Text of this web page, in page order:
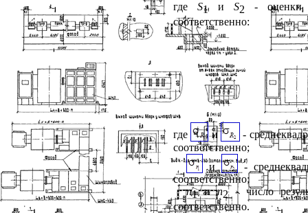
где S1и S2 - оценки
соответственно:
где и
-
соответственно;
и
-
соответственно;
n1иn2- число
соответственно.